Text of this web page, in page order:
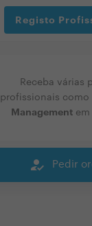
Registo
Receba várias
profissionais como
Managementem
how_to_reg Pedir